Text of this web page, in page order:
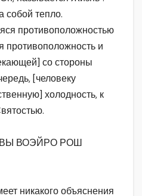
собой тепло.
противоположностью
противоположность и
со стороны
[человеку
холодность, к
ВОЭЙРО РОШ
никакого объяснения